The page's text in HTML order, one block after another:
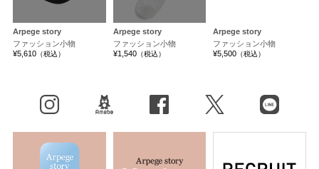
Arpege story
ファッション小物
¥5,610（税込）
Arpege story
ファッション小物
¥1,540（税込）
Arpege story
ファッション小物
¥5,500 （税込）
X（旧Twitter） LINE